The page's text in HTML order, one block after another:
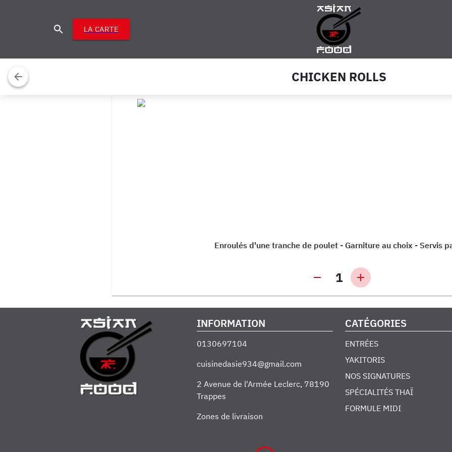
LA CARTE
CHICKEN ROLLS
Enroulés d'une tranche de poulet - Garniture au choix - Servis
1
INFORMATION
0130697104
cuisinedasie934@gmail.com
2 Avenue de l'Armée Leclerc, 78190
Trappes
Zones de livraison
CATÉGORIES
ENTRÉES
YAKITORIS
NOS SIGNATURES
SPÉCIALITÉS THAÏ
FORMULE MIDI